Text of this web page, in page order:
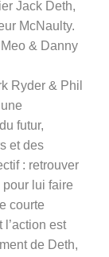
Jack Deth,
McNaulty.
& Danny
Ryder & Phil
futur,
et des
: retrouver
lui faire
courte
est
de Deth,